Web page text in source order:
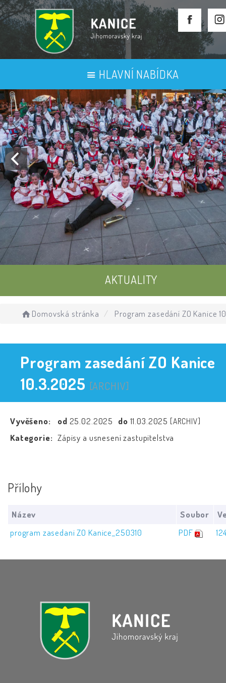
HLAVNÍ NABÍDKA
AKTUALITY
UDÁLOSTI
ÚŘEDNÍ DESKA
Domovská stránka Program zasedání ZO Kanice
Program zasedání ZO Kanice
10.3.2025 [ARCHIV]
Vyvěšeno: od 25.02.2025 do 11.03.2025 [ARCHIV]
Kategorie: Zápisy a usnesení zastupitelstva
Přílohy
Název Soubor
program zasedani ZO Kanice_250310
PDF